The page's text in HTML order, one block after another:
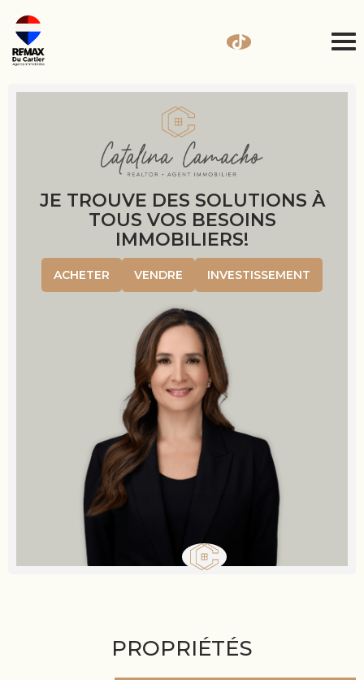
JE TROUVE DES SOLUTIONS À
TOUS VOS BESOINS
IMMOBILIERS!
ACHETER VENDRE INVESTISSEMENT
PROPRIÉTÉS